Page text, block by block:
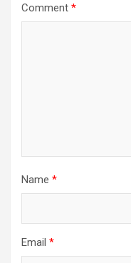
Comment *
Name *
Email *